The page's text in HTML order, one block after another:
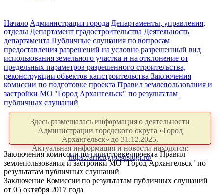
Начало Администрация города Департаменты, управления,
отделы Департамент градостроительства Деятельность
департамента Публичные слушания по вопросам
предоставления разрешений на условно разрешенный вид
использования земельного участка и на отклонение от
предельных параметров разрешенного строительства,
реконструкции объектов капстроительства Заключения
комиссии по подготовке проекта Правил землепользования и
застройки МО "Город Архангельск" по результатам
публичных слушаний
Здесь размещалась информация о деятельности
Администрации городского округа «Город
Архангельск» до 31.12.2025.
Актуальная информация и новости находятся:
https://arhcity.gosuslugi.ru/
Заключения комиссии по подготовке проекта Правил
землепользования и застройки МО "Город Архангельск" по
результатам публичных слушаний
Заключение Комиссии по результатам публичных слушаний
от 05 октября 2017 года